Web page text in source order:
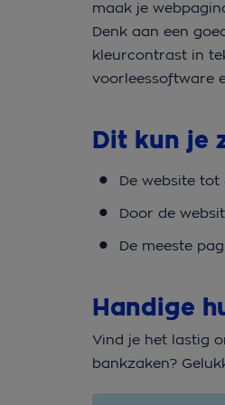
maak je
Denk aan een
kleurcontrast in
voorleessoftware
Dit kun je
De website
Door de
De meeste
Handige
Vind je het lastig
bankzaken?